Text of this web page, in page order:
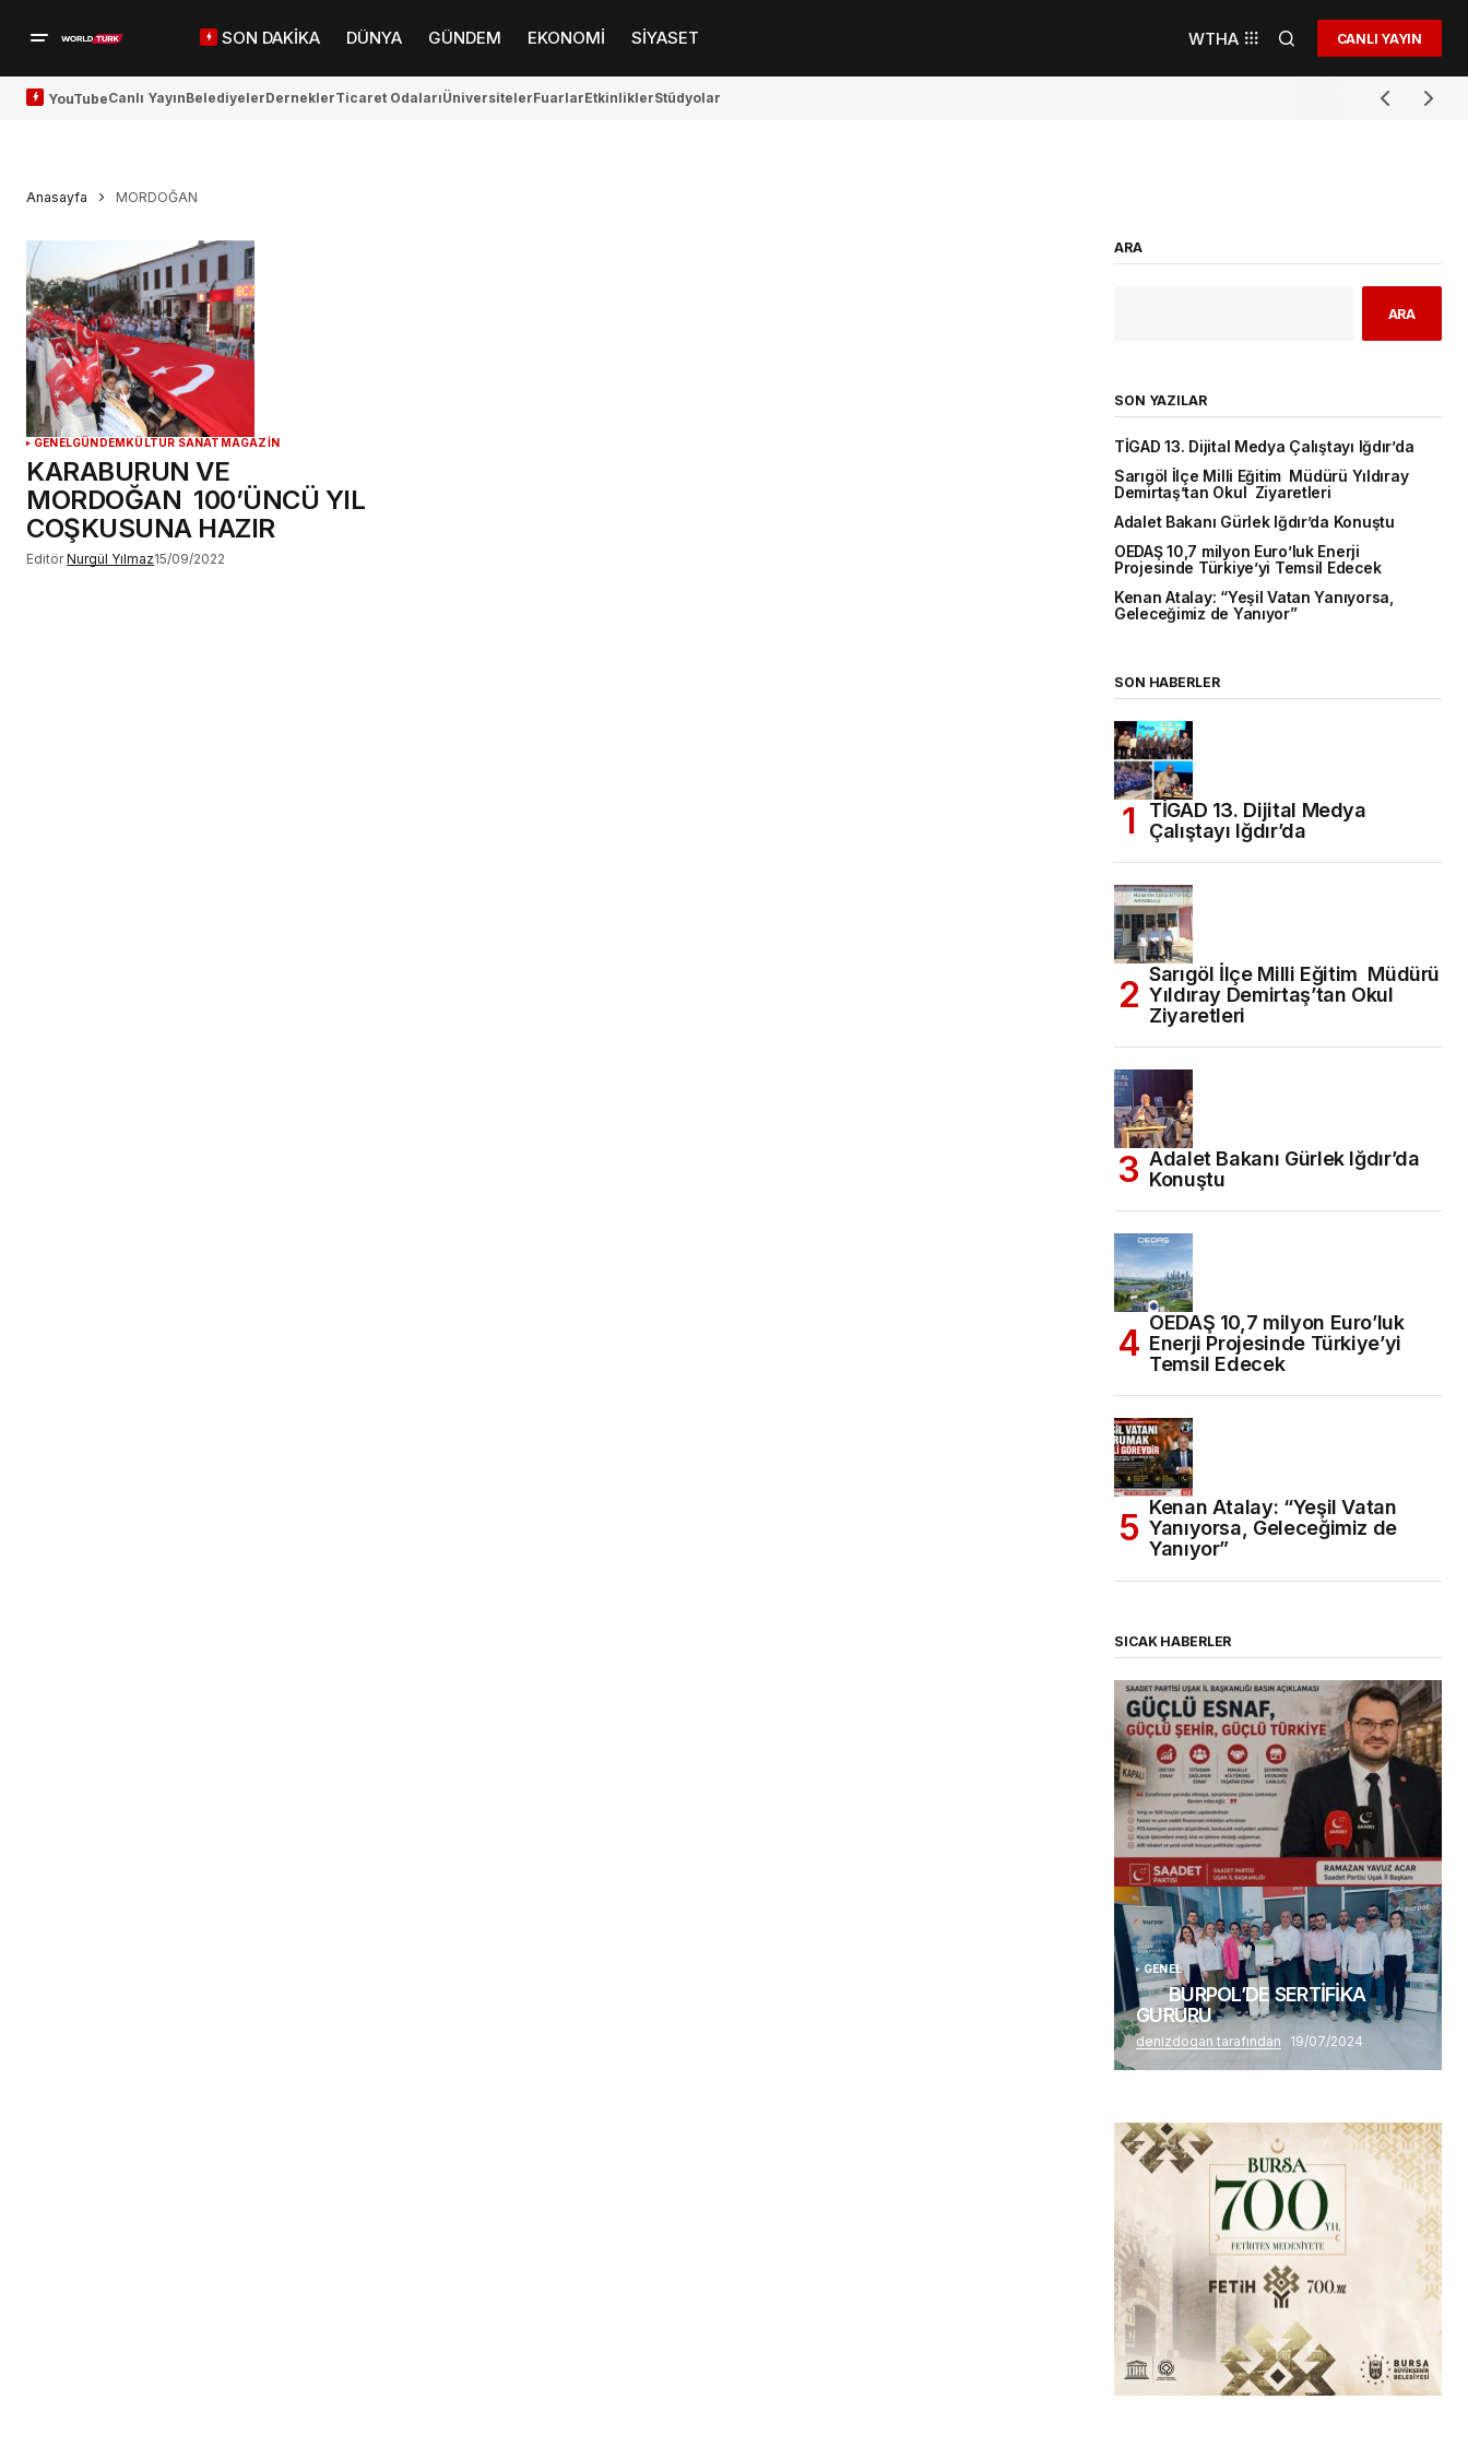
SON DAKİKA DÜNYA GÜNDEM EKONOMİ SİYASET WTHA CANLI YAYIN
YouTubeCanlı YayınBelediyelerDerneklerTicaret OdalarıÜniversitelerFuarlarEtkinliklerStüdyolar
Anasayfa MORDOĞAN
GENELGÜNDEMKÜLTÜR SANAT MAGAZİN
KARABURUN VE
MORDOĞAN 100’ÜNCÜ YIL
COŞKUSUNA HAZIR
Editör Nurgül Yılmaz15/09/2022
ARA
ARA
SON YAZILAR
TİGAD 13. Dijital Medya Çalıştayı Iğdır’da
Sarıgöl İlçe Milli Eğitim Müdürü Yıldıray
Demirtaş’tan Okul Ziyaretleri
Adalet Bakanı Gürlek Iğdır’da Konuştu
OEDAŞ 10,7 milyon Euro’luk Enerji
Projesinde Türkiye’yi Temsil Edecek
Kenan Atalay: “Yeşil Vatan Yanıyorsa,
Geleceğimiz de Yanıyor”
SON HABERLER
TİGAD 13. Dijital Medya
Çalıştayı Iğdır’da
Sarıgöl İlçe Milli Eğitim Müdürü
Yıldıray Demirtaş’tan Okul
Ziyaretleri
Adalet Bakanı Gürlek Iğdır’da
Konuştu
OEDAŞ 10,7 milyon Euro’luk
Enerji Projesinde Türkiye’yi
Temsil Edecek
Kenan Atalay: “Yeşil Vatan
Yanıyorsa, Geleceğimiz de
Yanıyor”
SICAK HABERLER
(başlıksız)
Alaattin Karahan tarafından 14/07/2026
GENEL
BURPOL’DE SERTİFİKA
GURURU
denizdogan tarafından 19/07/2024